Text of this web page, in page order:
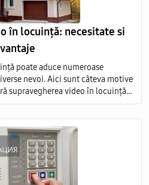
în locuință: necesitate si
poate aduce numeroase
nevoi. Aici sunt câteva motive
supravegherea video în locuință
asociate acestei practici